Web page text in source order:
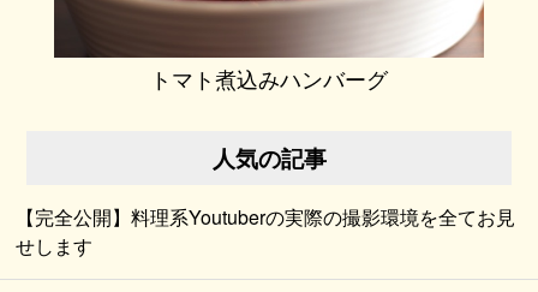
トマト煮込みハンバーグ
人気の記事
【完全公開】料理系Youtuberの実際の撮影環境を全てお見
せします